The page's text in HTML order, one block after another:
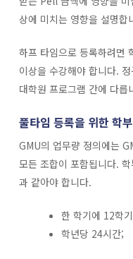
상에 미치는 영향을 설명합
하프 타임으로 등록하려면
이상을 수강해야 합니다.
대학원 프로그램 간에 다릅
풀타임 등록을 위한 학
GMU의 업무량 정의에는
모든 조합이 포함됩니다.
과 같아야 합니다.
한 학기에 12학
학년당 24시간;